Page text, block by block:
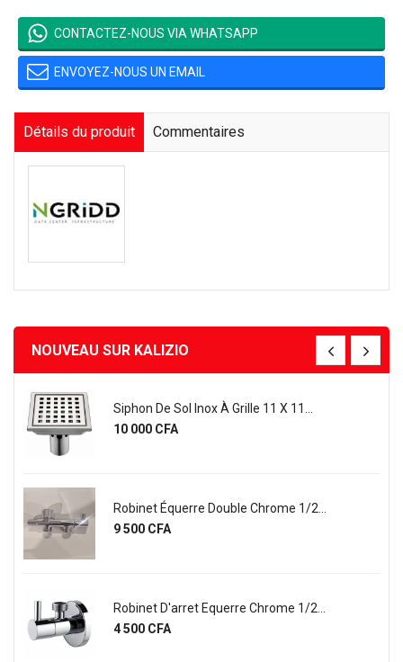
CONTACTEZ-NOUS VIA WHATSAPP
ENVOYEZ-NOUS UN EMAIL
Détails du produit Commentaires
NOUVEAU SUR KALIZIO
Siphon De Sol Inox À Grille 11 X 11...
Prix
10 000 CFA
Robinet Équerre Double Chrome 1/2...
Prix
9 500 CFA
Robinet D'arret Equerre Chrome 1/2...
Prix
4 500 CFA